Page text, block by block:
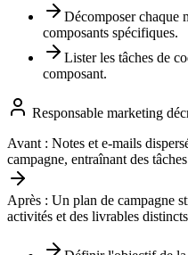
Décomposer chaque
composants spécifiques.
Lister les tâches de
composant.
Responsable marketing
Avant : Notes et e-mails
campagne, entraînant des
Après : Un plan de campagne
activités et des livrables